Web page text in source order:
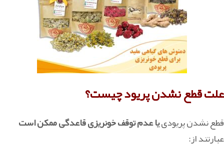
علت قطع نشدن پریود چیست؟
قطع نشدن پریودییا عدم توقف خونریزی قاعدگی ممکن است
عبارتند از: